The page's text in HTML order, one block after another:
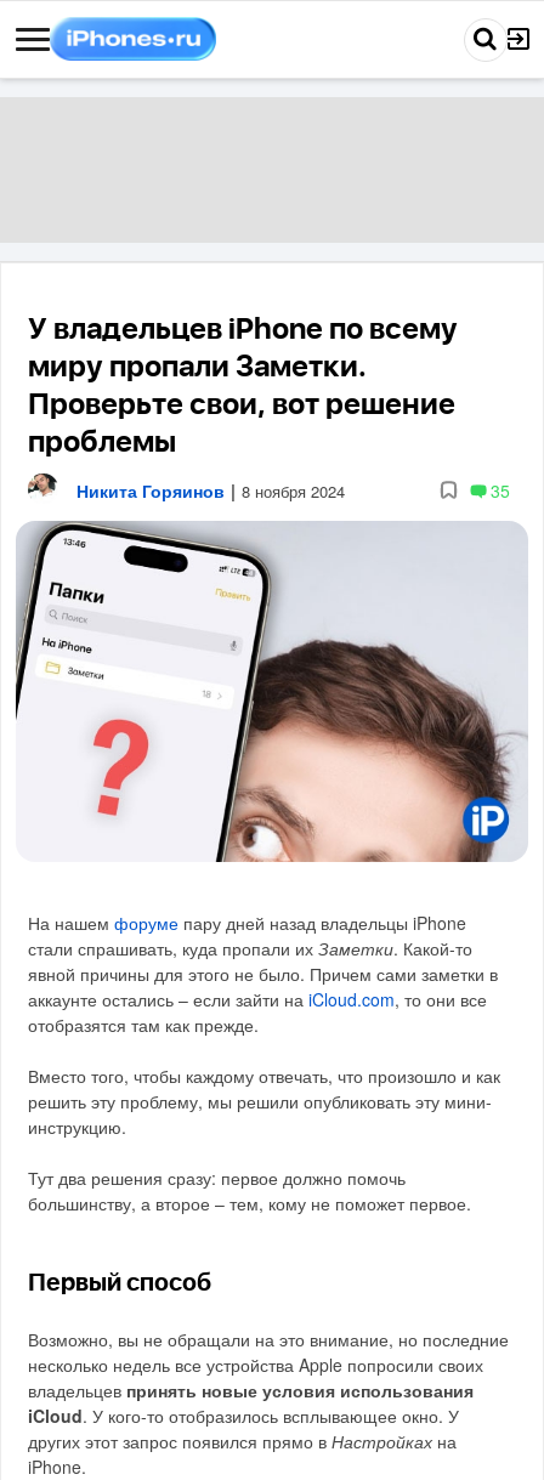
У владельцев iPhone по всему
миру пропали Заметки.
Проверьте свои, вот решение
проблемы
Никита Горяинов | 8 ноября 2024 35
На нашемфоруме пару дней назад владельцы iPhone
стали спрашивать, куда пропали ихЗаметки. Какой-то
явной причины для этого не было. Причем сами заметки в
аккаунте остались – если зайти наiCloud.com, то они все
отобразятся там как прежде.
Вместо того, чтобы каждому отвечать, что произошло и как
решить эту проблему, мы решили опубликовать эту мини-
инструкцию.
Тут два решения сразу: первое должно помочь
большинству, а второе – тем, кому не поможет первое.
Первый способ
Возможно, вы не обращали на это внимание, но последние
несколько недель все устройства Apple попросили своих
владельцев принять новые условия использования
iCloud. У кого-то отобразилось всплывающее окно. У
других этот запрос появился прямо вНастройках на
iPhone.